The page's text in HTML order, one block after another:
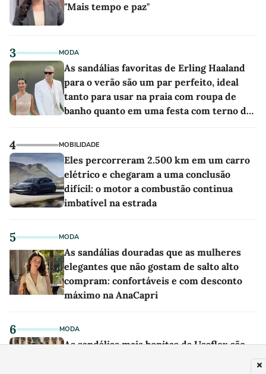
"Mais tempo e paz"
3 MODA
As sandálias favoritas de Erling Haaland
para o verão são um par perfeito, ideal
tanto para usar na praia com roupa de
banho quanto em uma festa com terno de
4 MOBILIDADE
Eles percorreram 2.500 km em um carro
elétrico e chegaram a uma conclusão
difícil: o motor a combustão continua
imbatível na estrada
5 MODA
As sandálias douradas que as mulheres
elegantes que não gostam de salto alto
compram: confortáveis e com desconto
máximo na AnaCapri
6 MODA
As sandálias mais bonitas da Usaflex são